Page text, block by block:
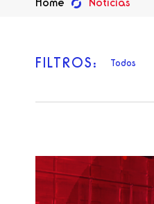
FILTROS: Todos